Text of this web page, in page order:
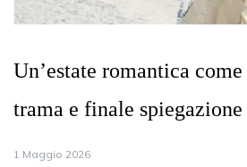
Un’estate romantica
trama e finale spiegazione
1 Maggio 2026